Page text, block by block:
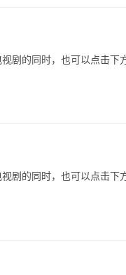
剧的同时，也可以点击下
剧的同时，也可以点击下